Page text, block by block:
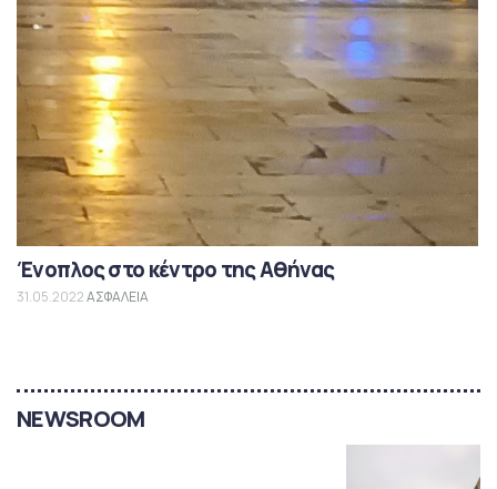
Ένοπλος στο κέντρο της Αθήνας
31.05.2022ΑΣΦΑΛΕΙΑ
NEWSROOM